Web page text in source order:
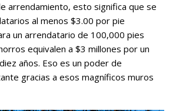
arrendamiento, esto significa que se
al menos $3.00 por pie
un arrendatario de 100,000 pies
equivalen a $3 millones por un
años. Eso es un poder de
gracias a esos magníficos muros